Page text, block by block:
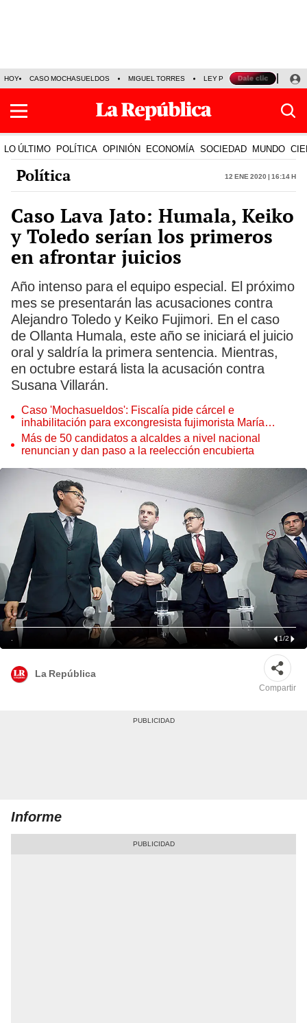
HOY CASO MOCHASUELDOS MIGUEL TORRES LEY PULPÍN PRECIO DEL
LO ÚLTIMO POLÍTICA OPINIÓN ECONOMÍA SOCIEDAD MUNDO
Política 12 Ene 2020 | 16:14 h
Caso Lava Jato: Humala, Keiko
y Toledo serían los primeros
en afrontar juicios
Año intenso para el equipo especial. El próximo
mes se presentarán las acusaciones contra
Alejandro Toledo y Keiko Fujimori. En el caso
de Ollanta Humala, este año se iniciará el juicio
oral y saldría la primera sentencia. Mientras,
en octubre estará lista la acusación contra
Susana Villarán.
Caso 'Mochasueldos': Fiscalía pide cárcel e
inhabilitación para excongresista fujimorista María
Cordero Jon Tay
Más de 50 candidatos a alcaldes a nivel nacional
renuncian y dan paso a la reelección encubierta
1/2
La República
Compartir
Informe